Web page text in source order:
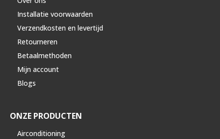
Installatie voorwaarden
Verzendkosten en levertijd
Retourneren
Betaalmethoden
Mijn account
Blogs
ONZE PRODUCTEN
Airconditioning